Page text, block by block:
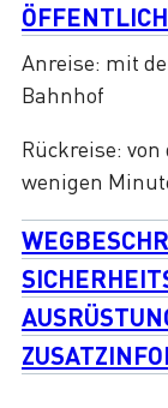
Anreise: mit
Bahnhof
Rückreise:
wenigen